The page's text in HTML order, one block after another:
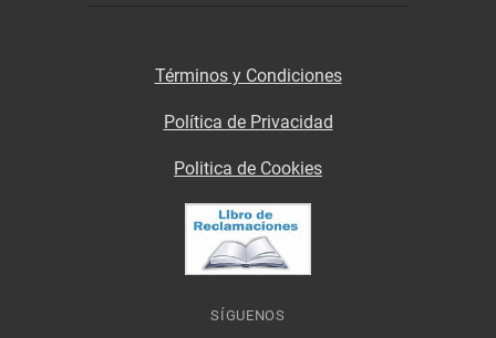
Términos y Condiciones
Política de Privacidad
Politica de Cookies
SÍGUENOS